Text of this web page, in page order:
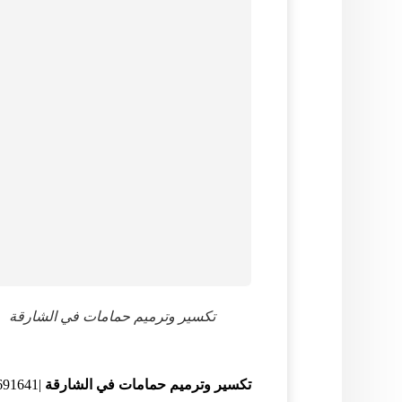
تكسير وترميم حمامات في الشارقة
تكسير وترميم حمامات في الشارقة |0506691641| عزل حمامات